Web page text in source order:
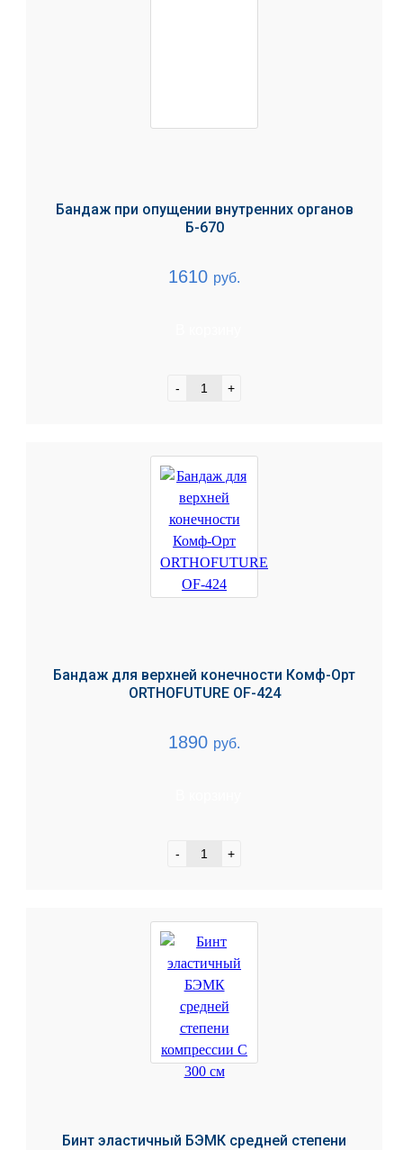
Бандаж при опущении внутренних органов
Б-670
1610 руб.
- +
Бандаж для верхней конечности Комф-Орт
ORTHOFUTURE OF-424
1890 руб.
- +
Бинт эластичный БЭМК средней степени